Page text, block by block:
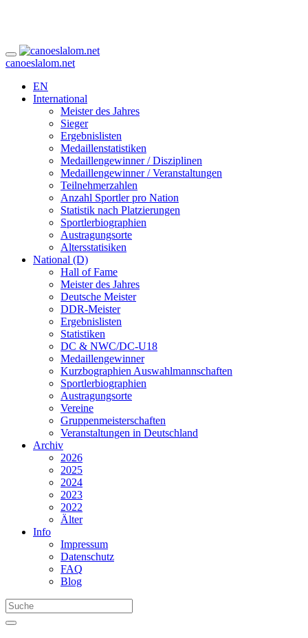
canoeslalom.net
EN
International
Meister des Jahres
Sieger
Ergebnislisten
Medaillenstatistiken
Medaillengewinner / Disziplinen
Medaillengewinner / Veranstaltungen
Teilnehmerzahlen
Anzahl Sportler pro Nation
Statistik nach Platzierungen
Sportlerbiographien
Austragungsorte
Altersstatisiken
National (D)
Hall of Fame
Meister des Jahres
Deutsche Meister
DDR-Meister
Ergebnislisten
Statistiken
DC & NWC/DC-U18
Medaillengewinner
Kurzbographien Auswahlmannschaften
Sportlerbiographien
Austragungsorte
Vereine
Gruppenmeisterschaften
Veranstaltungen in Deutschland
Archiv
2026
2025
2024
2023
2022
Älter
Info
Impressum
Datenschutz
FAQ
Blog